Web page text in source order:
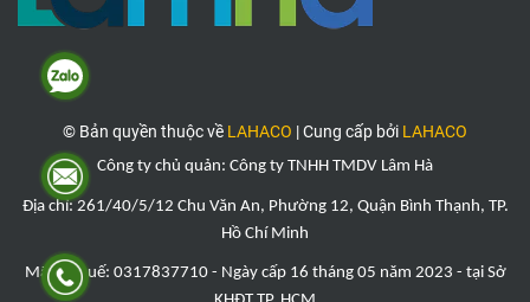
© Bản quyền thuộc về LAHACO |Cung cấp bởi LAHACO
Công ty chủ quản: Công ty TNHH TMDV Lâm Hà
Địa chỉ: 261/40/5/12 Chu Văn An, Phường 12, Quận Bình Thạnh, TP.
Hồ Chí Minh
Mã số thuế: 0317837710 - Ngày cấp 16 tháng 05 năm 2023 - tại Sở